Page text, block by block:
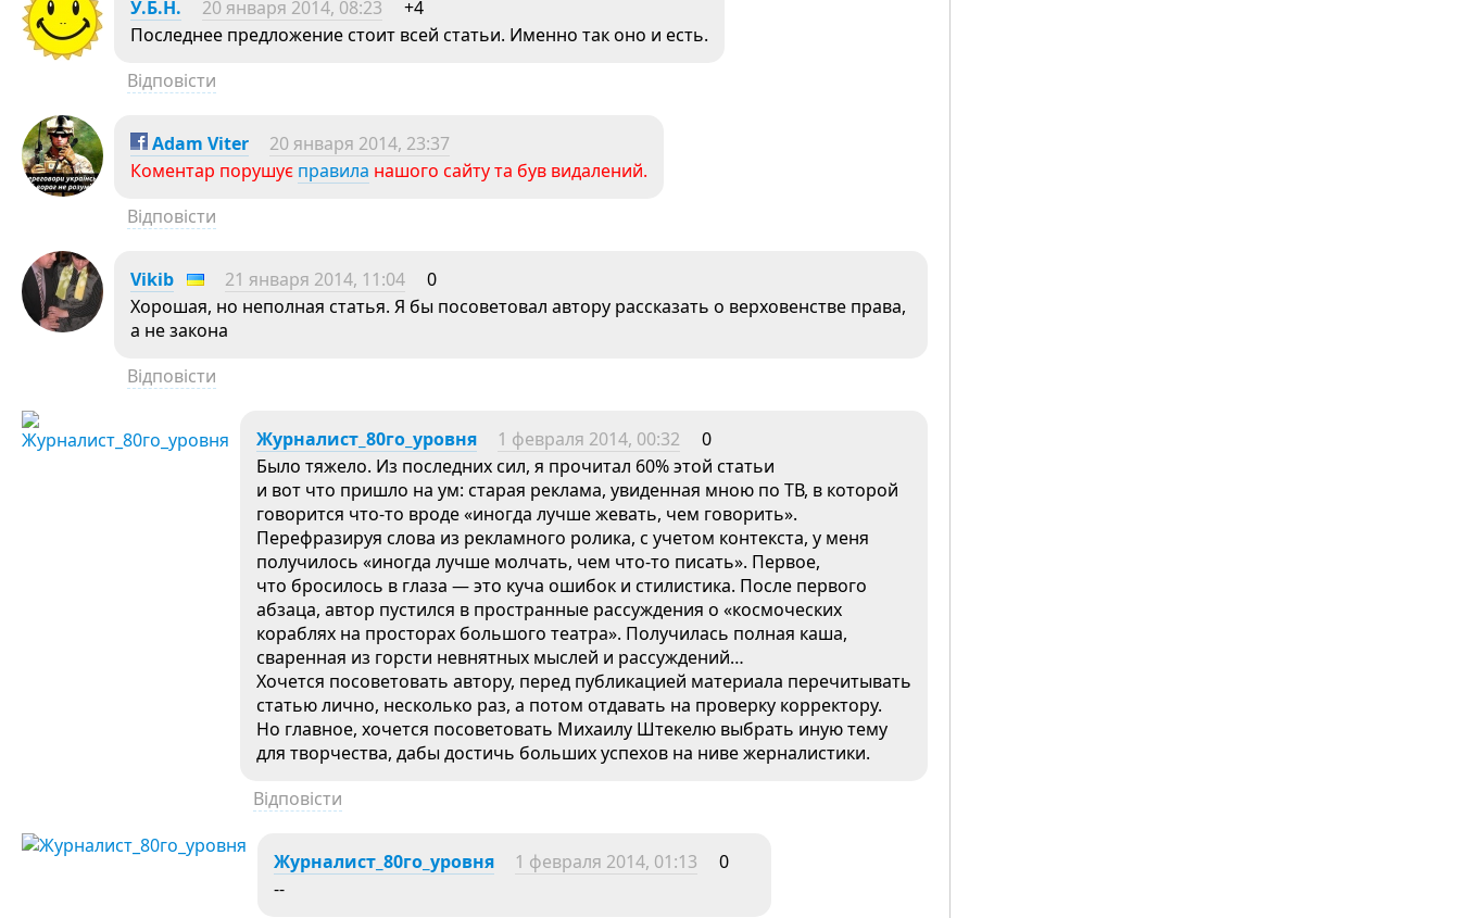
У.Б.Н. 20 января 2014, 08:23
+4
Последнее предложение стоит всей статьи. Именно так оно и есть.
Відповісти
Adam Viter
20 января 2014, 23:37
Коментар порушує правила нашого сайту та був видалений.
Відповісти
Vikib 21 января 2014, 11:04
0
Хорошая, но неполная статья. Я бы посоветовал автору рассказать о верховенстве права,
а не закона
Відповісти
Журналист_80го_уровня 1 февраля 2014, 00:32
0
Было тяжело. Из последних сил, я прочитал 60% этой статьи
и вот что пришло на ум: старая реклама, увиденная мною по ТВ, в которой
говорится что-то вроде «иногда лучше жевать, чем говорить».
Перефразируя слова из рекламного ролика, с учетом контекста, у меня
получилось «иногда лучше молчать, чем что-то писать». Первое,
что бросилось в глаза — это куча ошибок и стилистика. После первого
абзаца, автор пустился в пространные рассуждения о «космоческих
кораблях на просторах большого театра». Получилась полная каша,
сваренная из горсти невнятных мыслей и рассуждений…
Хочется посоветовать автору, перед публикацией материала перечитывать
статью лично, несколько раз, а потом отдавать на проверку корректору.
Но главное, хочется посоветовать Михаилу Штекелю выбрать иную тему
для творчества, дабы достичь больших успехов на ниве жерналистики.
Відповісти
Журналист_80го_уровня 1 февраля 2014, 01:13
0
--